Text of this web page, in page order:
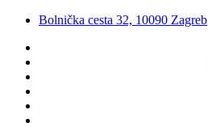
Bolnička cesta 32, 10090 Zagreb